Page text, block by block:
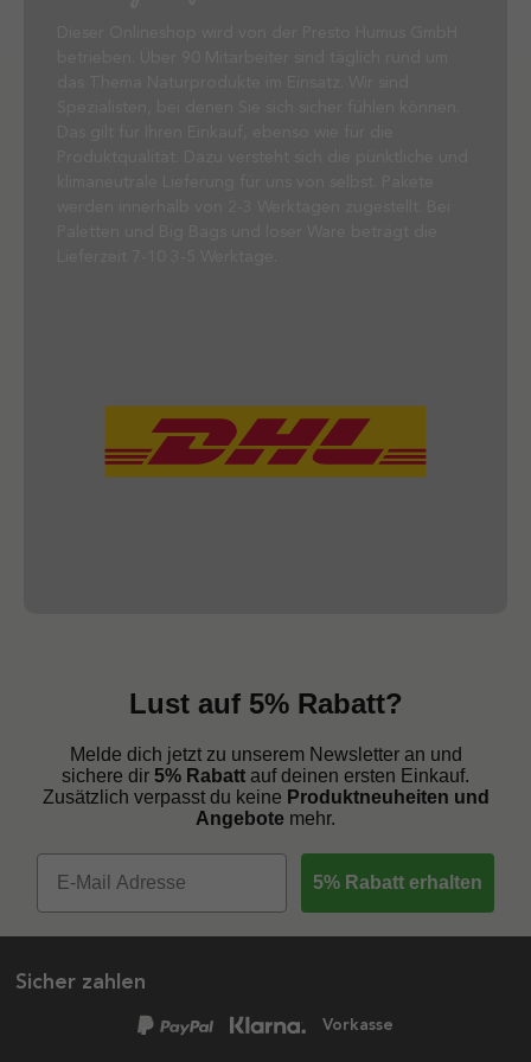
Lust auf 5% Rabatt?
Melde dich jetzt zu unserem Newsletter an und
sichere dir 5% Rabatt auf deinen ersten Einkauf.
Zusätzlich verpasst du keine Produktneuheiten und
Angebote mehr.
5% Rabatt erhalten
Sicher zahlen
Vorkasse